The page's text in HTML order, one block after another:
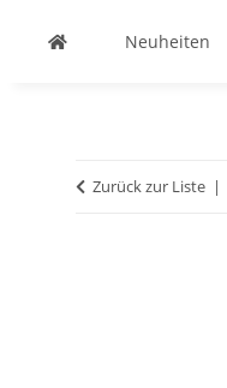
Neuheiten
Zurück zur Liste